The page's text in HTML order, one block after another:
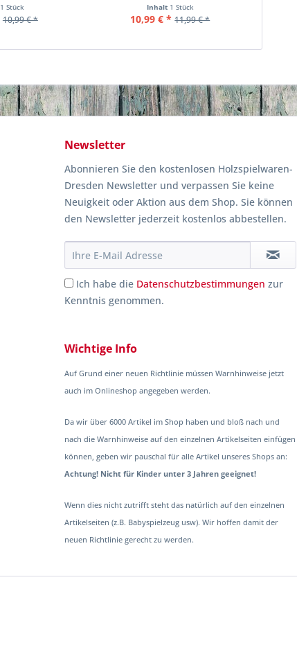
1 Stück
10,99 € *
Inhalt 1 Stück
10,99 € * 11,99 € *
Newsletter
Abonnieren Sie den kostenlosen Holzspielwaren-
Dresden Newsletter und verpassen Sie keine
Neuigkeit oder Aktion aus dem Shop. Sie können
den Newsletter jederzeit kostenlos abbestellen.
Ich habe die Datenschutzbestimmungen zur
Kenntnis genommen.
Wichtige Info
Auf Grund einer neuen Richtlinie müssen Warnhinweise jetzt
auch im Onlineshop angegeben werden.
Da wir über 6000 Artikel im Shop haben und bloß nach und
nach die Warnhinweise auf den einzelnen Artikelseiten einfügen
können, geben wir pauschal für alle Artikel unseres Shops an:
Achtung! Nicht für Kinder unter 3 Jahren geeignet!
Wenn dies nicht zutrifft steht das natürlich auf den einzelnen
Artikelseiten (z.B. Babyspielzeug usw). Wir hoffen damit der
neuen Richtlinie gerecht zu werden.